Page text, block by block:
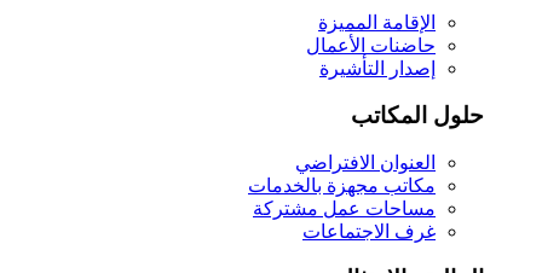
الإقامة المميزة
حاضنات الأعمال
إصدار التأشيرة
حلول المكاتب
العنوان الافتراضي
مكاتب مجهزة بالخدمات
مساحات عمل مشتركة
غرف الاجتماعات